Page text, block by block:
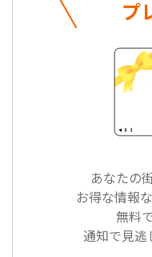
プ
あなたの
お得な情報
無料
通知で見逃